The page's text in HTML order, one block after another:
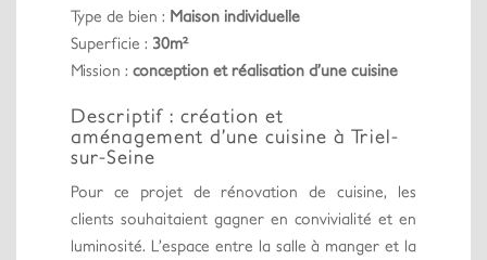
Type de bien : Maison individuelle
Superficie : 30m²
Mission : conception et réalisation d’une cuisine
Descriptif : création et
aménagement d’une cuisine à Triel-
sur-Seine
Pour ce projet de rénovation de cuisine, les
clients souhaitaient gagner en convivialité et en
luminosité. L’espace entre la salle à manger et la